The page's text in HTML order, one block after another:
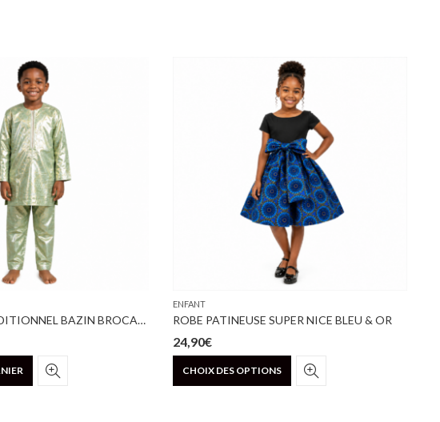
ENSEMBLE TRADITIONNEL BAZIN BROCARD VERT D’EAU
ENFANT
ROBE PATINEUSE SUPER NICE BLEU & OR
24,90€
CHOIX DES OPTIONS
Ce
produit